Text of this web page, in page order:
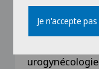
Depuis 2002
Médecin
urogynécologie
Je n'accepte pas